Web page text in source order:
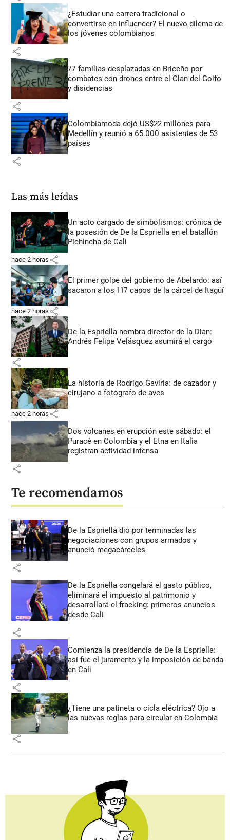
¿Estudiar una carrera tradicional o
convertirse en influencer? El nuevo dilema de
los jóvenes colombianos
share
77 familias desplazadas en Briceño por
combates con drones entre el Clan del Golfo
y disidencias
share
Colombiamoda dejó US$22 millones para
Medellín y reunió a 65.000 asistentes de 53
países
share
Las más leídas
Un acto cargado de simbolismos: crónica de
la posesión de De la Espriella en el batallón
Pichincha de Cali
hace 2 horas share
El primer golpe del gobierno de Abelardo: así
sacaron a los 117 capos de la cárcel de Itagüí
hace 2 horas share
De la Espriella nombra director de la Dian:
Andrés Felipe Velásquez asumirá el cargo
share
La historia de Rodrigo Gaviria: de cazador y
cirujano a fotógrafo de aves
hace 2 horas share
Dos volcanes en erupción este sábado: el
Puracé en Colombia y el Etna en Italia
registran actividad intensa
share
Te recomendamos
De la Espriella dio por terminadas las
negociaciones con grupos armados y
anunció megacárceles
share
De la Espriella congelará el gasto público,
eliminará el impuesto al patrimonio y
desarrollará el fracking: primeros anuncios
desde Cali
share
Comienza la presidencia de De la Espriella:
así fue el juramento y la imposición de banda
en Cali
share
¿Tiene una patineta o cicla eléctrica? Ojo a
las nuevas reglas para circular en Colombia
share